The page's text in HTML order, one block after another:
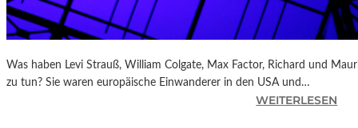
O
B
E
R
Was haben Levi Strauß, William Colgate, Max Factor, Richard und
zu tun? Sie waren europäische Einwanderer in den USA und…
WEITERLESEN